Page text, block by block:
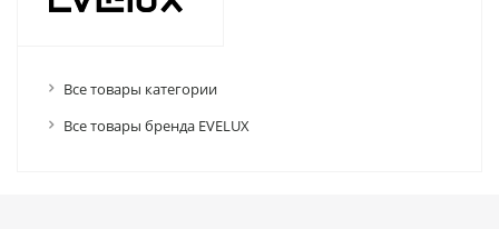
Все товары категории
Все товары бренда EVELUX